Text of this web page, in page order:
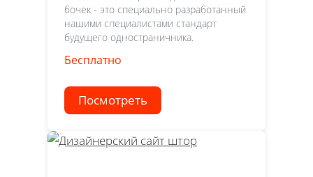
бочек - это специально разработанный
нашими специалистами стандарт
будущего одностраничника.
Бесплатно
Посмотреть